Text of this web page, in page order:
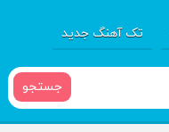
تک آهنگ جدید
جستجو